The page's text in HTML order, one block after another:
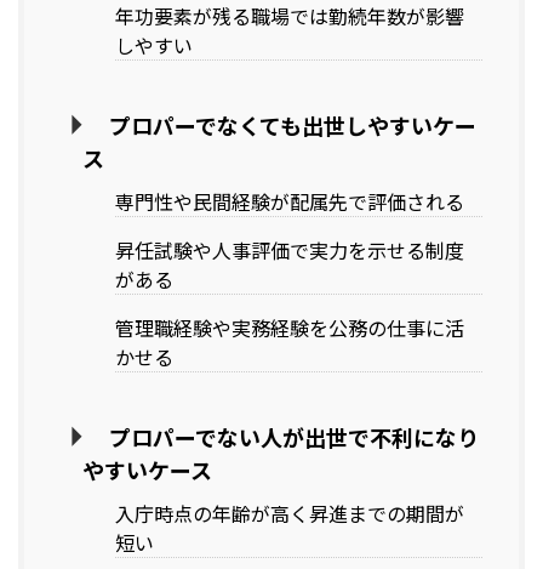
年功要素が残る職場では勤続年数が影響
しやすい
プロパーでなくても出世しやすいケー
ス
専門性や民間経験が配属先で評価される
昇任試験や人事評価で実力を示せる制度
がある
管理職経験や実務経験を公務の仕事に活
かせる
プロパーでない人が出世で不利になり
やすいケース
入庁時点の年齢が高く昇進までの期間が
短い